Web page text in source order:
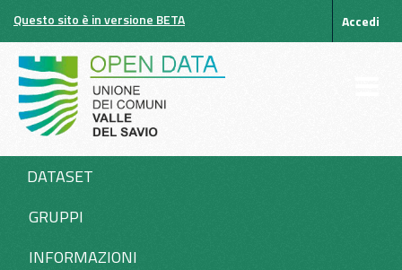
Salta
contenuto
Questo sito è in versione BETA Accedi
DATASET
GRUPPI
INFORMAZIONI